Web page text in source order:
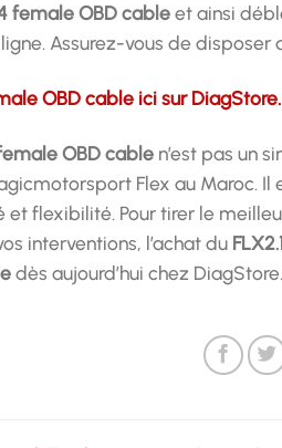
female OBD cableet ainsi
Assurez-vous de disposer
OBD cable ici sur
OBD cable n’est pas un
Flex au Maroc.
flexibilité. Pour tirer le
interventions, l’achat du
dès aujourd’hui chez